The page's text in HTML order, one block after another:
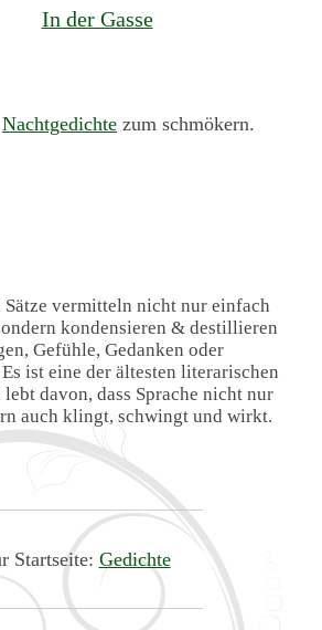
In der Gasse
Nachtgedichte zum schmökern.
vermitteln nicht nur einfach
kondensieren & destillieren
Gefühle, Gedanken oder
ist eine der ältesten literarischen
davon, dass Sprache nicht nur
auch klingt, schwingt und wirkt.
Startseite: Gedichte